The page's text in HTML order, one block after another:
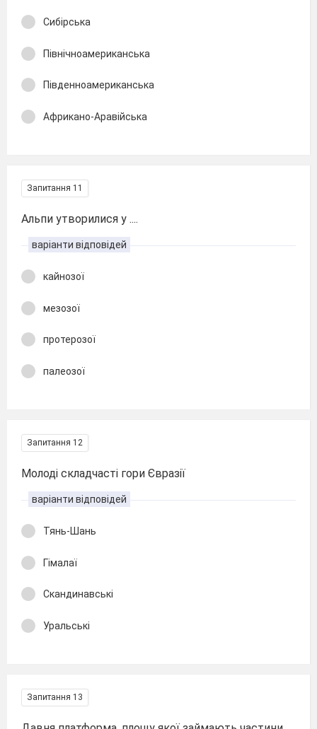
Сибірська
Північноамериканська
Південноамериканська
Африкано-Аравійська
Запитання 11
Альпи утворилися у ....
варіанти відповідей
кайнозої
мезозої
протерозої
палеозої
Запитання 12
Молоді складчасті гори Євразії
варіанти відповідей
Тянь-Шань
Гімалаї
Скандинавські
Уральські
Запитання 13